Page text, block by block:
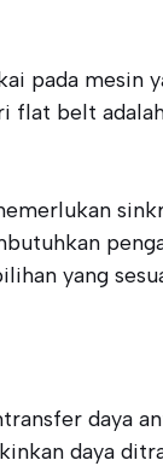
pada
belt
yang
daya
daya